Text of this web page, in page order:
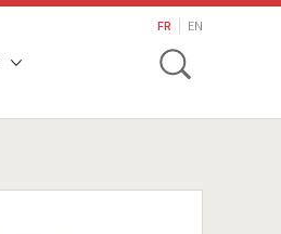
FR EN
Toggle